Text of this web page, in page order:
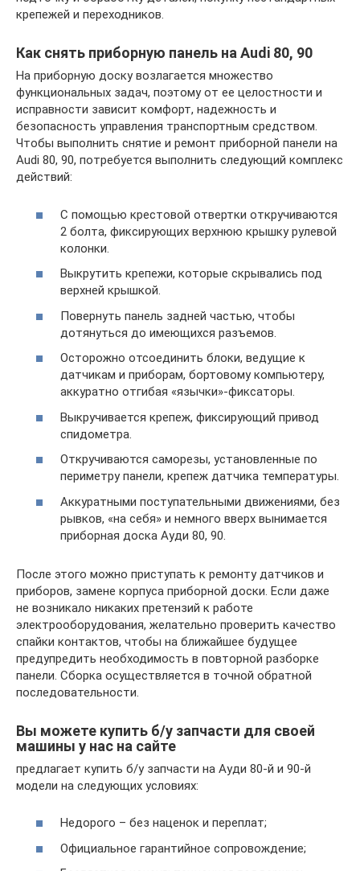
крепежей и переходников.
Как снять приборную панель на Audi 80, 90
На приборную доску возлагается множество
функциональных задач, поэтому от ее целостности и
исправности зависит комфорт, надежность и
безопасность управления транспортным средством.
Чтобы выполнить снятие и ремонт приборной панели на
Audi 80, 90, потребуется выполнить следующий комплекс
действий:
С помощью крестовой отвертки откручиваются
2 болта, фиксирующих верхнюю крышку рулевой
колонки.
Выкрутить крепежи, которые скрывались под
верхней крышкой.
Повернуть панель задней частью, чтобы
дотянуться до имеющихся разъемов.
Осторожно отсоединить блоки, ведущие к
датчикам и приборам, бортовому компьютеру,
аккуратно отгибая «язычки»-фиксаторы.
Выкручивается крепеж, фиксирующий привод
спидометра.
Откручиваются саморезы, установленные по
периметру панели, крепеж датчика температуры.
Аккуратными поступательными движениями, без
рывков, «на себя» и немного вверх вынимается
приборная доска Ауди 80, 90.
После этого можно приступать к ремонту датчиков и
приборов, замене корпуса приборной доски. Если даже
не возникало никаких претензий к работе
электрооборудования, желательно проверить качество
спайки контактов, чтобы на ближайшее будущее
предупредить необходимость в повторной разборке
панели. Сборка осуществляется в точной обратной
последовательности.
Вы можете купить б/у запчасти для своей
машины у нас на сайте
предлагает купить б/у запчасти на Ауди 80-й и 90-й
модели на следующих условиях:
Недорого – без наценок и переплат;
Официальное гарантийное сопровождение;